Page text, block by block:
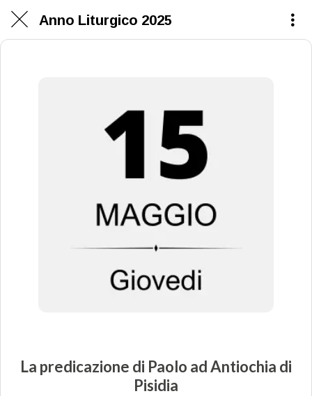
Anno Liturgico 2025
La predicazione di Paolo ad Antiochia di
Pisidia